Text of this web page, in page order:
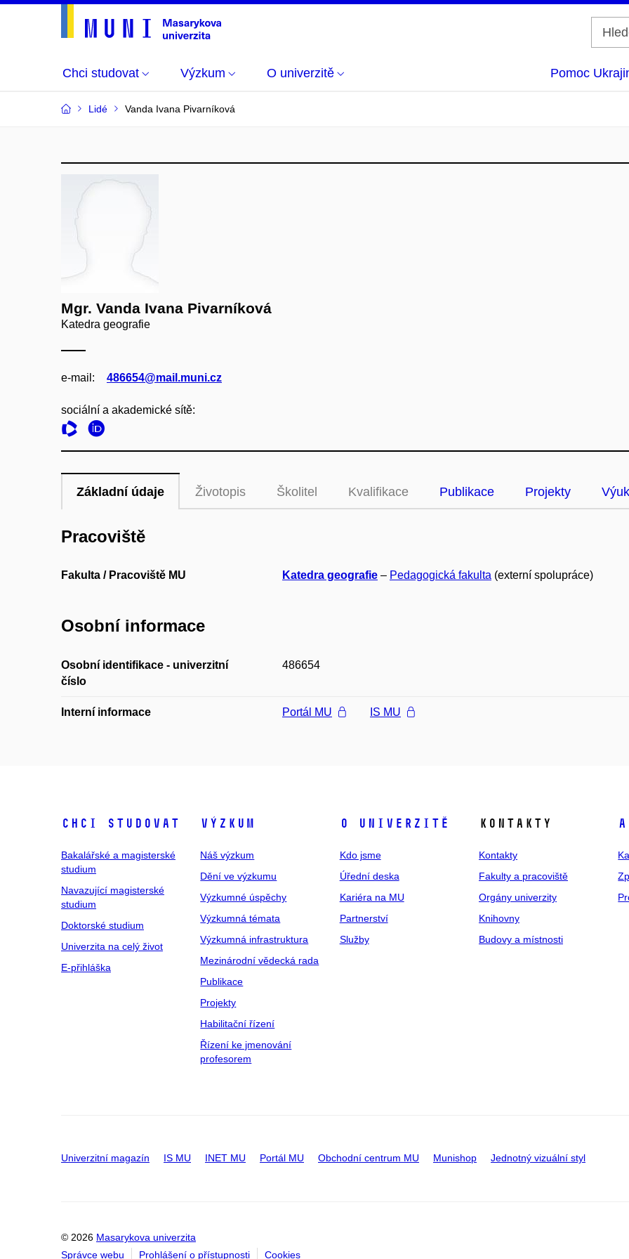
Chci studovat Výzkum O univerzitě Pomoc
Lidé Vanda Ivana Pivarníková
Mgr. Vanda Ivana Pivarníková
Katedra geografie
e‑mail: 486654@mail.muni.cz
sociální a akademické sítě:
Základní údaje Životopis Školitel Kvalifikace Publikace Projekty
Pracoviště
Fakulta / Pracoviště MU Katedra geografie – Pedagogická fakulta (externí spolupráce)
Osobní informace
Osobní identifikace - univerzitní
číslo
486654
Interní informace Portál MU IS MU
Chci studovat
Bakalářské a magisterské
studium
Navazující magisterské
studium
Doktorské studium
Univerzita na celý život
E-přihláška
Výzkum
Náš výzkum
Dění ve výzkumu
Výzkumné úspěchy
Výzkumná témata
Výzkumná infrastruktura
Mezinárodní vědecká rada
Publikace
Projekty
Habilitační řízení
Řízení ke jmenování
profesorem
O univerzitě
Kdo jsme
Úřední deska
Kariéra na MU
Partnerství
Služby
Kontakty
Kontakty
Fakulty a pracoviště
Orgány univerzity
Knihovny
Budovy a místnosti
Univerzitní magazín IS MU INET MU Portál MU Obchodní centrum MU Munishop Jednotný vizuální styl
© 2026 Masarykova univerzita
Správce webu
Prohlášení o přístupnosti Cookies